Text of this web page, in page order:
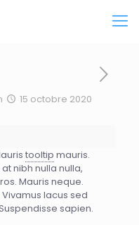
15 octobre 2020
tooltip mauris.
nibh nulla nulla,
Mauris neque.
lacus sed
sapien.